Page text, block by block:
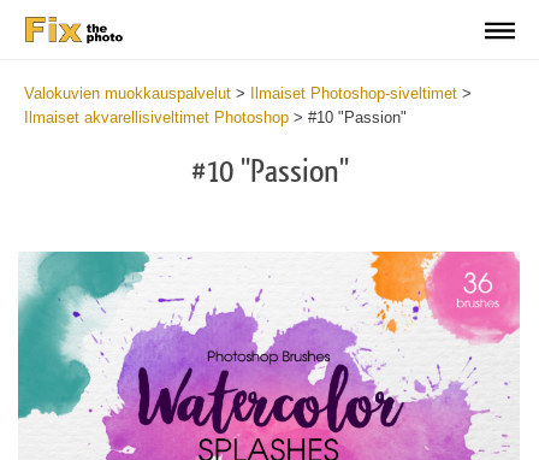
Valokuvien muokkauspalvelut > Ilmaiset Photoshop-siveltimet >
Ilmaiset akvarellisiveltimet Photoshop > #10 "Passion"
#10 "Passion"